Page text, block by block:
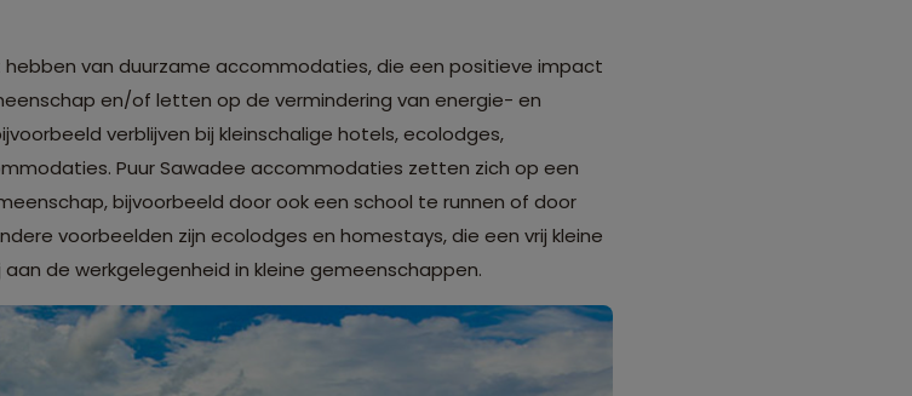
van duurzame accommodaties, die een positieve impact
en/of letten op de vermindering van energie- en
verblijven bij kleinschalige hotels, ecolodges,
Puur Sawadee accommodaties zetten zich op een
bijvoorbeeld door ook een school te runnen of door
voorbeelden zijn ecolodges en homestays, die een vrij kleine
de werkgelegenheid in kleine gemeenschappen.